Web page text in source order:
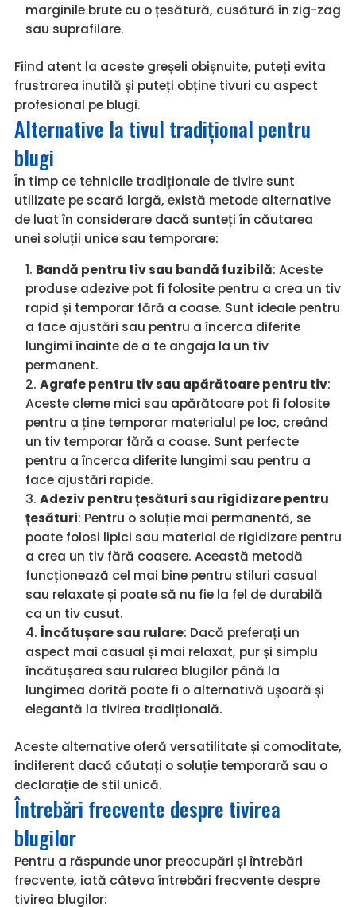
marginile brute cu o țesătură, cusătură în zig-zag
sau suprafilare.
Fiind atent la aceste greșeli obișnuite, puteți evita
frustrarea inutilă și puteți obține tivuri cu aspect
profesional pe blugi.
Alternative la tivul tradițional pentru
blugi
În timp ce tehnicile tradiționale de tivire sunt
utilizate pe scară largă, există metode alternative
de luat în considerare dacă sunteți în căutarea
unei soluții unice sau temporare:
Bandă pentru tiv sau bandă fuzibilă: Aceste
produse adezive pot fi folosite pentru a crea un tiv
rapid și temporar fără a coase. Sunt ideale pentru
a face ajustări sau pentru a încerca diferite
lungimi înainte de a te angaja la un tiv
permanent.
Agrafe pentru tiv sau apărătoare pentru tiv:
Aceste cleme mici sau apărătoare pot fi folosite
pentru a ține temporar materialul pe loc, creând
un tiv temporar fără a coase. Sunt perfecte
pentru a încerca diferite lungimi sau pentru a
face ajustări rapide.
Adeziv pentru țesături sau rigidizare pentru
țesături: Pentru o soluție mai permanentă, se
poate folosi lipici sau material de rigidizare pentru
a crea un tiv fără coasere. Această metodă
funcționează cel mai bine pentru stiluri casual
sau relaxate și poate să nu fie la fel de durabilă
ca un tiv cusut.
Încătușare sau rulare: Dacă preferați un
aspect mai casual și mai relaxat, pur și simplu
încătușarea sau rularea blugilor până la
lungimea dorită poate fi o alternativă ușoară și
elegantă la tivirea tradițională.
Aceste alternative oferă versatilitate și comoditate,
indiferent dacă căutați o soluție temporară sau o
declarație de stil unică.
Întrebări frecvente despre tivirea
blugilor
Pentru a răspunde unor preocupări și întrebări
frecvente, iată câteva întrebări frecvente despre
tivirea blugilor: